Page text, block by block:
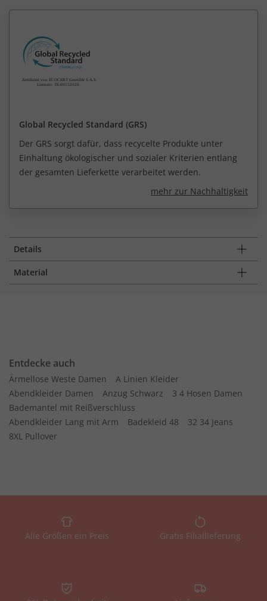
Global Recycled Standard (GRS)
Der GRS sorgt dafür, dass recycelte Produkte unter
Einhaltung ökologischer und sozialer Kriterien entlang
der gesamten Lieferkette verarbeitet werden.
mehr zur Nachhaltigkeit
Details
Material
Entdecke auch
Ärmellose Weste Damen
A Linien Kleider
Abendkleider Damen
Anzug Schwarz
3 4 Hosen Damen
Bademantel mit Reißverschluss
Abendkleider Lang mit Arm
Badekleid 48
32 34 Jeans
8XL Pullover
Alle Größen ein Preis Gratis Filiallieferung